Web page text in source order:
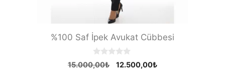
%100 Saf İpek Avukat Cübbesi
0
o
15.000,00₺
Orijinal
12.500,00₺Şu